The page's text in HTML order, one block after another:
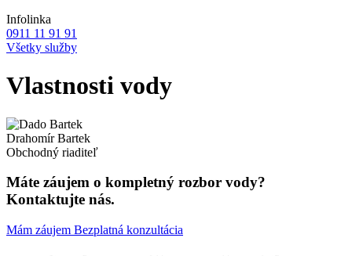
Infolinka
0911 11 91 91
Všetky služby
Vlastnosti vody
Drahomír Bartek
Obchodný riaditeľ
Máte záujem o kompletný rozbor vody?
Kontaktujte nás.
Mám záujem Bezplatná konzultácia